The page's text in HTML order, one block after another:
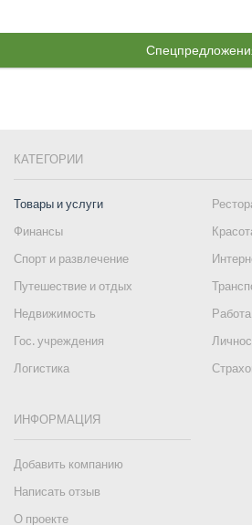
КАТЕГОРИИ
Товары и услуги
Финансы
Спорт и развлечение
Путешествие и отдых
Недвижимость
Работа
Гос. учреждения
Логистика
ИНФОРМАЦИЯ
Добавить компанию
Написать отзыв
О проекте